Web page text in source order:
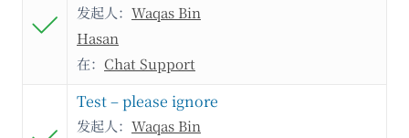
发起人： Waqas Bin
Hasan
在： Chat Support
Test – please ignore
发起人： Waqas Bin